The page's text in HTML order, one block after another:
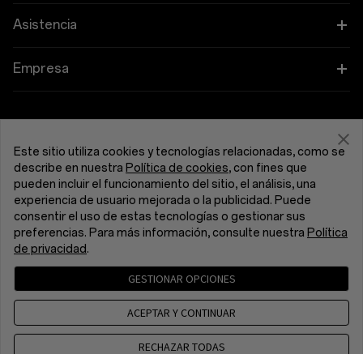
Manojos
Lifestyle
Vincular tus dispositivos OnePlus
Asistencia
Preguntas frecuentes sobre compras
Manuales de usuario
Ponte en Contacto
Resolución de problemas
Accesibilidad
Empresa
Comunidad
Red Cable Club
OnePlus Store App
OxygenOS
Sustentabilidad
España (Español)
Acuerdo del usuario
Condiciones de venta
Security Response Center (OneSRC)
Cookie Settings
© 2013 - 2026 OnePlus. All Rights Reserved.
Este sitio utiliza cookies y tecnologías relacionadas, como se
describe en nuestra Política de cookies, con fines que
pueden incluir el funcionamiento del sitio, el análisis, una
experiencia de usuario mejorada o la publicidad. Puede
consentir el uso de estas tecnologías o gestionar sus
preferencias. Para más información, consulte nuestra Política
de privacidad.
GESTIONAR OPCIONES
ACEPTAR Y CONTINUAR
RECHAZAR TODAS